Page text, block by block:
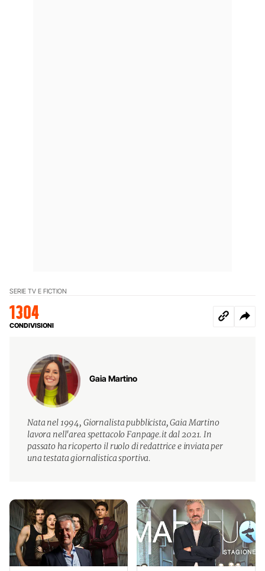
SERIE TV E FICTION
1304
CONDIVISIONI
Gaia Martino
Nata nel 1994, Giornalista pubblicista, Gaia Martino
lavora nell'area spettacolo Fanpage.it dal 2021. In
passato ha ricoperto il ruolo di redattrice e inviata per
una testata giornalistica sportiva.